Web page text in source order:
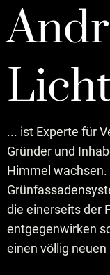
... ist Experte für
Gründer und
Himmel
die einerseits der
entgegenwirken
einen völlig